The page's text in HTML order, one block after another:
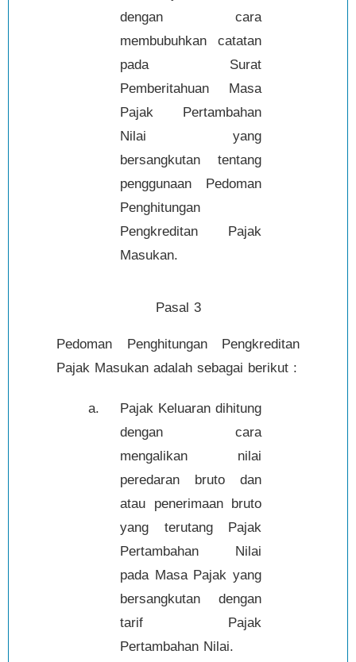
dengan cara
membubuhkan catatan
pada Surat
Pemberitahuan Masa
Pajak Pertambahan
Nilai yang
bersangkutan tentang
penggunaan Pedoman
Penghitungan
Pengkreditan Pajak
Masukan.
Pasal 3
Pedoman Penghitungan Pengkreditan
Pajak Masukan adalah sebagai berikut :
a.
Pajak Keluaran dihitung
dengan cara
mengalikan nilai
peredaran bruto dan
atau penerimaan bruto
yang terutang Pajak
Pertambahan Nilai
pada Masa Pajak yang
bersangkutan dengan
tarif Pajak
Pertambahan Nilai.